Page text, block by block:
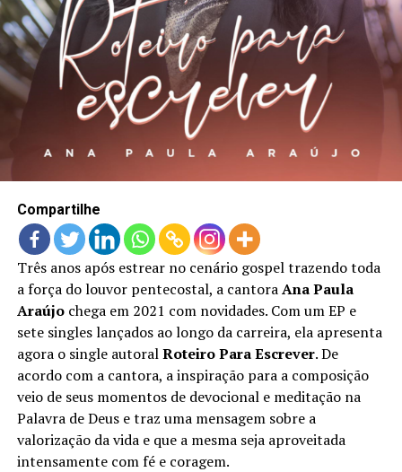
Compartilhe
Três anos após estrear no cenário gospel trazendo toda
a força do louvor pentecostal, a cantoraAna Paula
Araújo chega em 2021 com novidades. Com um EP e
sete singles lançados ao longo da carreira, ela apresenta
agora o single autoralRoteiro Para Escrever. De
acordo com a cantora, a inspiração para a composição
veio de seus momentos de devocional e meditação na
Palavra de Deus e traz uma mensagem sobre a
valorização da vida e que a mesma seja aproveitada
intensamente com fé e coragem.